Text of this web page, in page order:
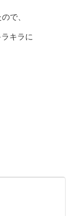
で、
キラに